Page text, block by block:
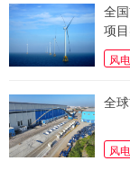
全
项
风
全
风